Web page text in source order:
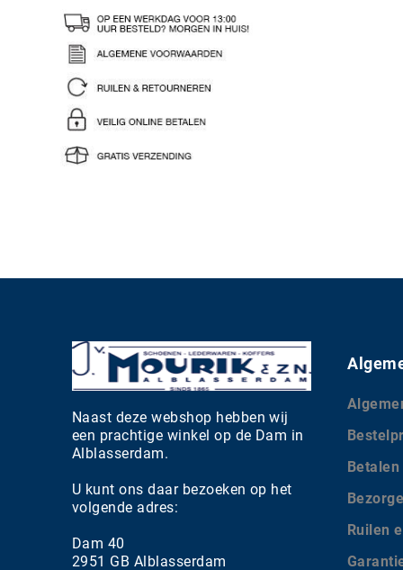
Naast deze webshop hebben wij
een prachtige winkel op de Dam in
Alblasserdam.
U kunt ons daar bezoeken op het
volgende adres:
Dam 40
2951 GB Alblasserdam
Betalen
Ruilen